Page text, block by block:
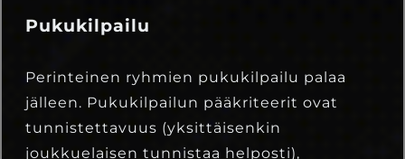
Pukukilpailu
Perinteinen ryhmien pukukilpailu palaa
jälleen. Pukukilpailun pääkriteerit ovat
tunnistettavuus (yksittäisenkin
joukkuelaisen tunnistaa helposti),